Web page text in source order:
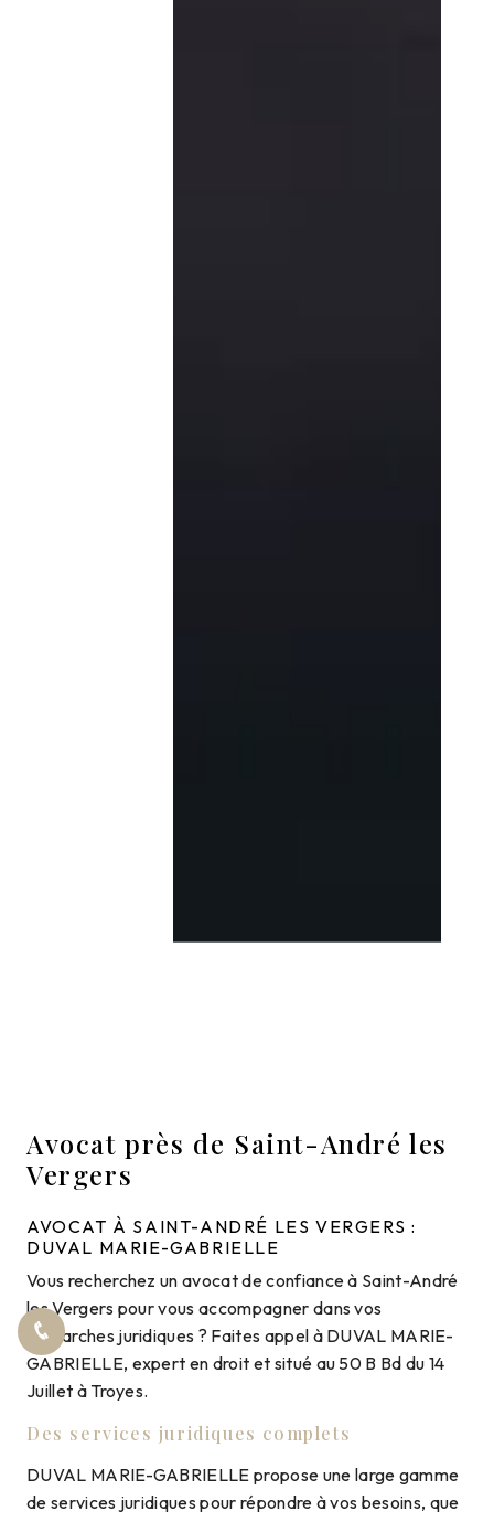
Avocat près de Saint-André les
Vergers
AVOCAT À SAINT-ANDRÉ LES VERGERS :
DUVAL MARIE-GABRIELLE
Vous recherchez un avocat de confiance à Saint-André
les Vergers pour vous accompagner dans vos
démarches juridiques ? Faites appel à DUVAL MARIE-
GABRIELLE, expert en droit et situé au 50 B Bd du 14
Juillet à Troyes.
Des services juridiques complets
DUVAL MARIE-GABRIELLE propose une large gamme
de services juridiques pour répondre à vos besoins, que